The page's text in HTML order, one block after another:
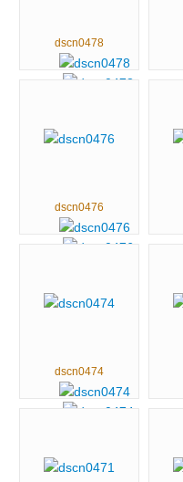
dscn0478
dscn0476
dscn0474